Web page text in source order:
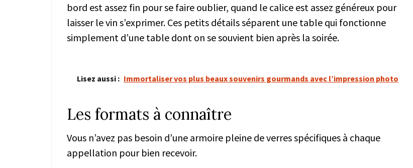
bord est assez fin pour se faire oublier, quand le calice est assez généreux pour
laisser le vin s’exprimer. Ces petits détails séparent une table qui fonctionne
simplement d’une table dont on se souvient bien après la soirée.
Lisez aussi : Immortaliser vos plus beaux souvenirs gourmands avec l’impression photo
Les formats à connaître
Vous n’avez pas besoin d’une armoire pleine de verres spécifiques à chaque
appellation pour bien recevoir.